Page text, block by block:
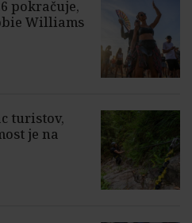
pokračuje,
Williams
turistov,
je na